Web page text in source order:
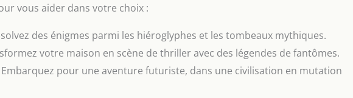
vous aider dans votre choix :
des énigmes parmi les hiéroglyphes et les tombeaux mythiques.
votre maison en scène de thriller avec des légendes de fantômes.
Embarquez pour une aventure futuriste, dans une civilisation en mutation